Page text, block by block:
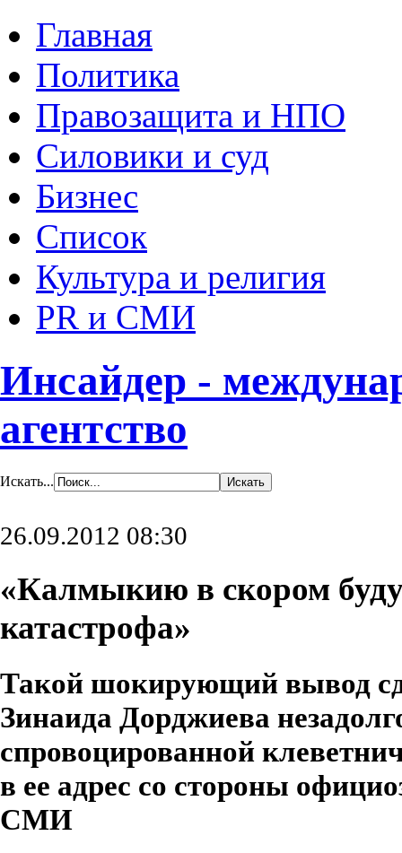
Главная
Политика
Правозащита и НПО
Силовики и суд
Бизнес
Список
Культура и религия
PR и СМИ
Инсайдер -
агентство
Искать...
26.09.2012 08:30
«Калмыкию в скором
катастрофа»
Такой шокирующий вывод
Зинаида Дорджиева
спровоцированной
в ее адрес со стороны
СМИ